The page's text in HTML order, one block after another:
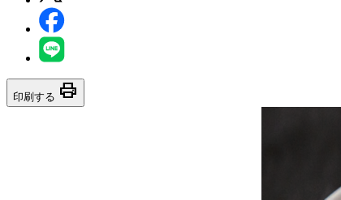
印刷する print